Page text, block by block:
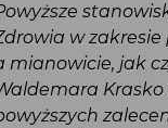
Powyższe
Zdrowia w
a mianowicie, jak
Waldemara
powyższych